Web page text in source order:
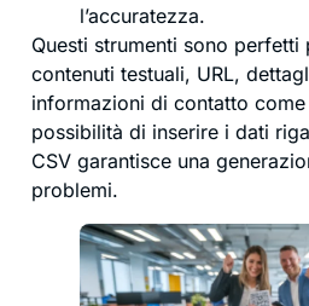
l’accuratezza.
Questi strumenti sono
contenuti testuali, URL,
informazioni di contatto
possibilità di inserire i dati
CSV garantisce una
problemi.